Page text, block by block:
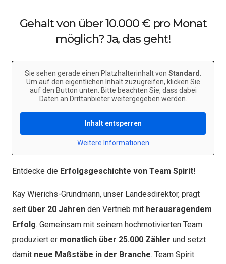
Gehalt von über 10.000 € pro Monat
möglich? Ja, das geht!
Sie sehen gerade einen Platzhalterinhalt von Standard
Um auf den eigentlichen Inhalt zuzugreifen, klicken Sie
auf den Button unten. Bitte beachten Sie, dass dabei
Daten an Drittanbieter weitergegeben werden.
Inhalt entsperren
Weitere Informationen
Entdecke die Erfolgsgeschichte von Team Spirit!
Kay Wierichs-Grundmann, unser Landesdirektor, prägt
seit über 20 Jahren den Vertrieb mit herausragendem
Erfolg. Gemeinsam mit seinem hochmotivierten Team
produziert er monatlich über 25.000 Zähler und setzt
damit neue Maßstäbe in der Branche. Team Spirit